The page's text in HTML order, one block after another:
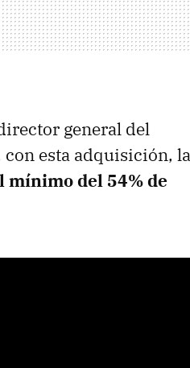
general del
con esta adquisición, la
mínimo del 54%de